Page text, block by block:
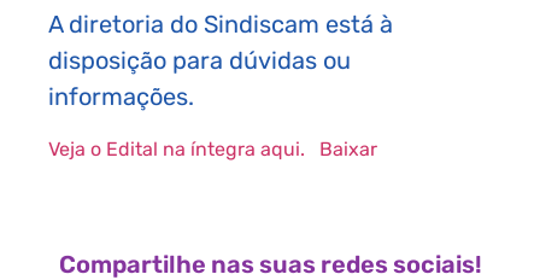
A diretoria do Sindiscam está à
disposição para dúvidas ou
informações.
Veja o Edital na íntegra aqui. Baixar
Compartilhe nas suas redes sociais!